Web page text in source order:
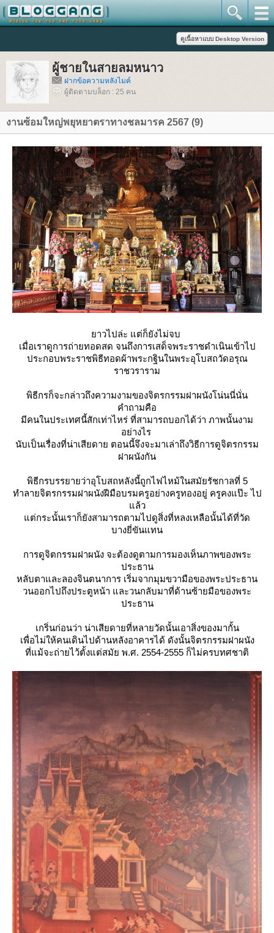
ผู้ชายในสายลมหนาว
ฝากข้อความหลังไมค์
ผู้ติดตามบล็อก : 25 คน
งานซ้อมใหญ่พยุหยาตราทางชลมารค 2567 (9)
าวไปล่ะ แต่ก็ยังไม่จบ
เมื่อเราดูการถ่ายทอดสด จนถึงการเสด็จพระราชดำเนินเข้าไป
ประกอบพระราชพิธีทอดผ้าพระกฐินในพระอุโบสถวัดอรุณ
ราชวราราม
พิธีกรก็จะกล่าวถึงความงามของจิตรกรรมฝาผนังโน่นนี่นั่น
คำถามคือ
มีคนในประเทศนี้สักเท่าไหร่ ที่สามารถบอกได้ว่า ภาพนั้นงาม
อย่างไร
นับเป็นเรื่องที่น่าเสียดาย ตอนนี้จึงจะมาเล่าถึงวิธีการดูจิตรกรรม
ฝาผนังกัน
พิธีกรบรรยายว่าอุโบสถหลังนี้ถูกไฟไหม้ในสมัยรัชกาลที่ 5
ทำลายจิตรกรรมฝาผนังฝีมือบรมครูอย่างครูทองอยู่ ครูคงแป๊ะ ไป
ล้ว
ต่กระนั้นเราก็ยังสามารถตามไปดูสิ่งที่หลงเหลือนั้นได้ที่วัด
บางยี่ขันแทน
การดูจิตกรรมฝาผนัง จะต้องดูตามการมองเห็นภาพของพระ
ประธาน
หลับตาและลองจินตนาการ เริ่มจากมุมขวามือของพระประธาน
วนออกไปถึงประตูหน้า และวนกลับมาที่ด้านซ้ายมือของพระ
ประธาน
เกริ่นก่อนว่า น่าเสียดายที่หลายวัดนั้นเอาสิ่งของมากั้น
เพื่อไม่ให้คนเดินไปด้านหลังอาคารได้ ดังนั้นจิตรกรรมฝาผนัง
ที่แม้จะถ่ายไว้ตั้งแต่สมัย พ.ศ. 2554-2555 ก็ไม่ครบทศชาติ